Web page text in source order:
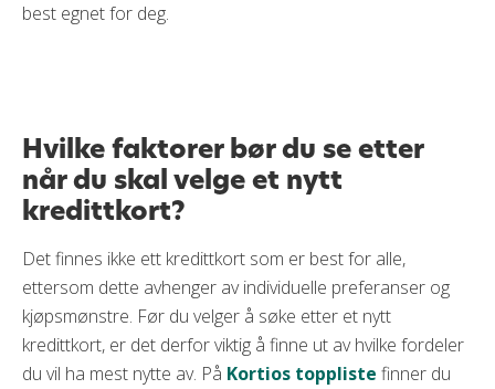
best egnet for deg.
Hvilke faktorer bør du se etter
når du skal velge et nytt
kredittkort?
Det finnes ikke ett kredittkort som er best for alle,
ettersom dette avhenger av individuelle preferanser og
kjøpsmønstre. Før du velger å søke etter et nytt
kredittkort, er det derfor viktig å finne ut av hvilke fordeler
du vil ha mest nytte av. På Kortios toppliste finner du